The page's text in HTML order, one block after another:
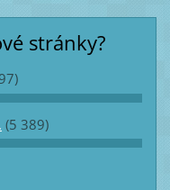
stránky?
(5 389)